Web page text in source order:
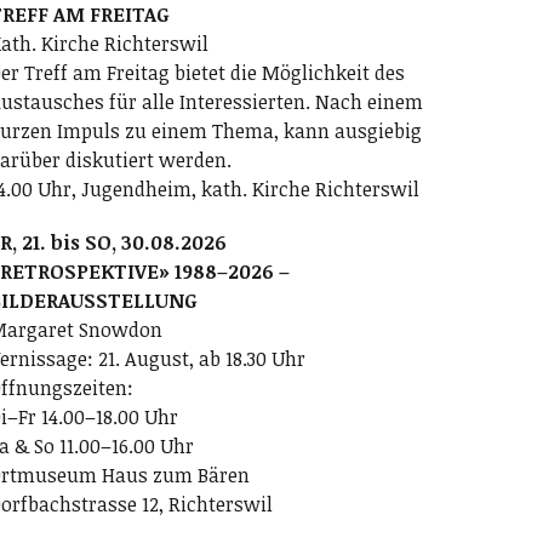
AM FREITAG
Kirche Richterswil
Treff am Freitag bietet die Möglichkeit des
für alle Interessierten. Nach einem
Impuls zu einem Thema, kann ausgiebig
diskutiert werden.
Uhr, Jugendheim, kath. Kirche Richterswil
21. bis SO, 30.08.2026
1988–2026 –
Snowdon
21. August, ab 18.30 Uhr
14.00–18.00 Uhr
& So 11.00–16.00 Uhr
Haus zum Bären
12, Richterswil